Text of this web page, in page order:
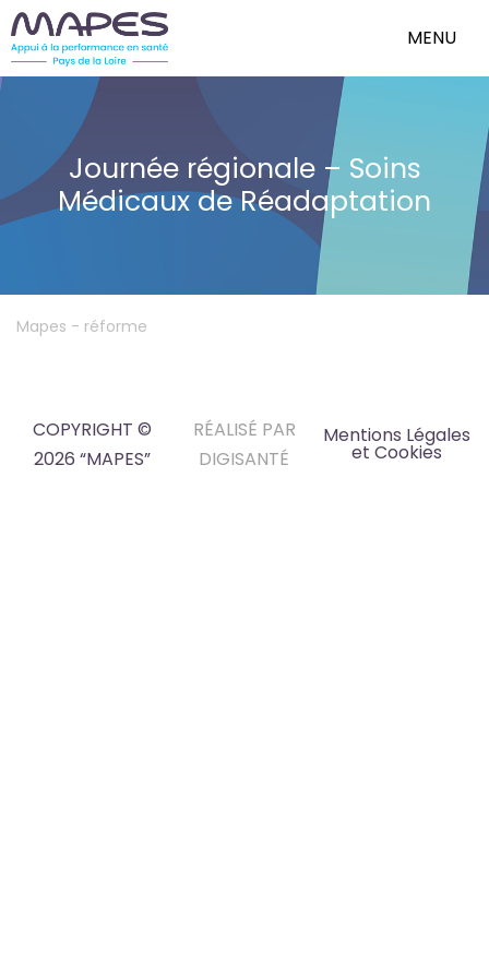
MENU
Journée régionale – Soins
Médicaux de Réadaptation
Mapes - réforme
COPYRIGHT ©
2026 “MAPES”
RÉALISÉ PAR
DIGISANTÉ
Mentions Légales
et Cookies